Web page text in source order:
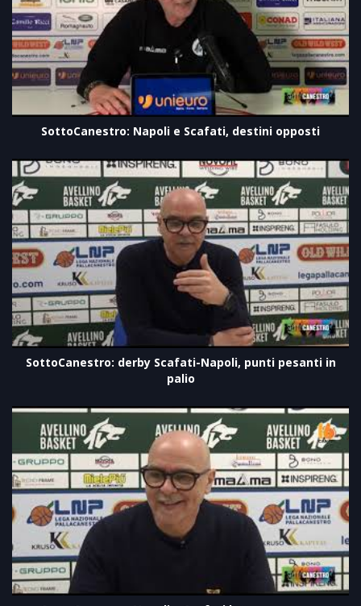
SottoCanestro: Napoli e Scafati, destini opposti
SottoCanestro: derby Scafati-Napoli, punti pesanti in
palio